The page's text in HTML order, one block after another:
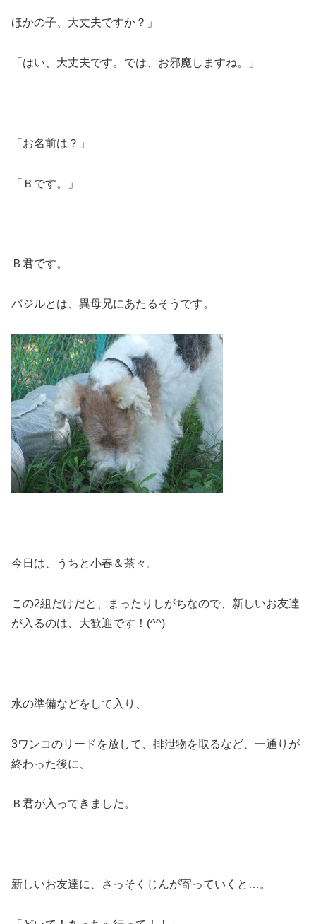
ほかの子、大丈夫ですか？」
「はい、大丈夫です。では、お邪魔しますね。」
「お名前は？」
「Ｂです。」
Ｂ君です。
バジルとは、異母兄にあたるそうです。
今日は、うちと小春＆茶々。
この2組だけだと、まったりしがちなので、新しいお友達
が入るのは、大歓迎です！(^^)
水の準備などをして入り、
3ワンコのリードを放して、排泄物を取るなど、一通りが
終わった後に、
Ｂ君が入ってきました。
新しいお友達に、さっそくじんが寄っていくと…。